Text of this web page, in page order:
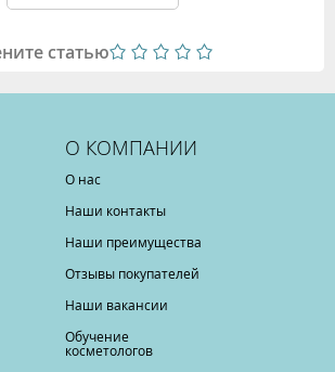
статью
О КОМПАНИИ
О нас
Наши контакты
Наши преимущества
Отзывы покупателей
Наши вакансии
Обучение
косметологов